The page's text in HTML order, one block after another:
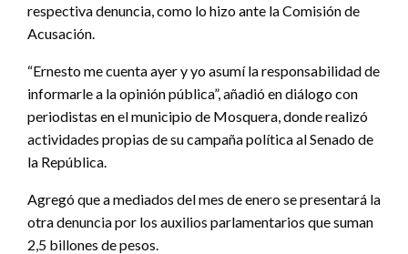
respectiva denuncia, como lo hizo ante la Comisión de
Acusación.
“Ernesto me cuenta ayer y yo asumí la responsabilidad de
informarle a la opinión pública”, añadió en diálogo con
periodistas en el municipio de Mosquera, donde realizó
actividades propias de su campaña política al Senado de
la República.
Agregó que a mediados del mes de enero se presentará la
otra denuncia por los auxilios parlamentarios que suman
2,5 billones de pesos.